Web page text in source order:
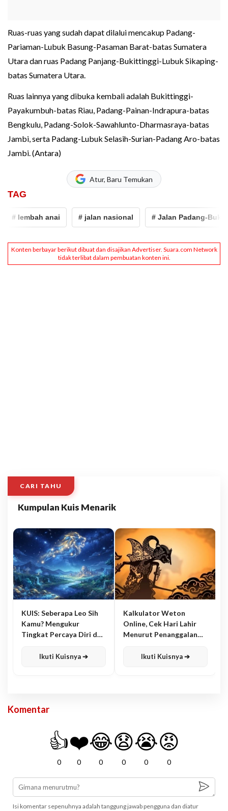
Ruas-ruas yang sudah dapat dilalui mencakup Padang-
Pariaman-Lubuk Basung-Pasaman Barat-batas Sumatera
Utara dan ruas Padang Panjang-Bukittinggi-Lubuk Sikaping-
batas Sumatera Utara.
Ruas lainnya yang dibuka kembali adalah Bukittinggi-
Payakumbuh-batas Riau, Padang-Painan-Indrapura-batas
Bengkulu, Padang-Solok-Sawahlunto-Dharmasraya-batas
Jambi, serta Padang-Lubuk Selasih-Surian-Padang Aro-batas
Jambi. (Antara)
Atur, Baru Temukan
TAG
lembah anai # jalan nasional # Jalan Padang-
CARI TAHU
Kumpulan Kuis Menarik
KUIS: Seberapa Leo Sih
Kamu? Mengukur
Tingkat Percaya Diri dan
Ikuti Kuisnya ➔
Kalkulator Weton
Online, Cek Hari Lahir
Menurut Penanggalan
Ikuti Kuisnya ➔
Komentar
👍
0
❤️
0
😂
0
😧
0
😭
0
😡
0
Isi komentar sepenuhnya adalah tanggung jawab pengguna dan diatur